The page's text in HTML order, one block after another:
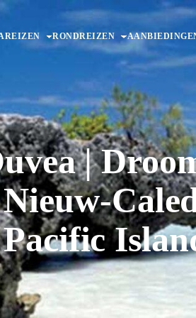
RONDREIZEN
|
Nieuw-
Pacific